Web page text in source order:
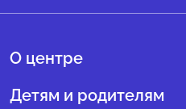
О центре
О нас
Детям и родителям